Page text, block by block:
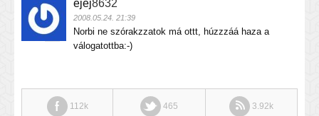
ejej8632
2008.05.24. 21:39
Norbi ne szórakzzatok má ottt, húzzzáá haza a
válogatottba:-)
112k 465 3.92k